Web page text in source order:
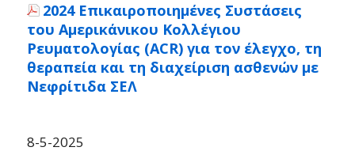
2024 Επικαιροποιημένες Συστάσεις
του Αμερικάνικου Κολλέγιου
Ρευματολογίας (ACR) για τον έλεγχο, τη
θεραπεία και τη διαχείριση ασθενών με
Νεφρίτιδα ΣΕΛ
8-5-2025